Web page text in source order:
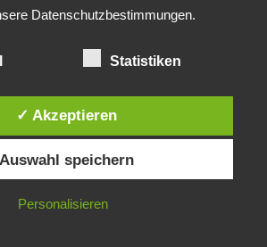
Cookies. Durch die weitere Nutzung dieser
Verwendung von Cookies zu.
IN ORDNUNG
Datenschutzbestimmungen.
Statistiken
✓ Akzeptieren
Auswahl speichern
Personalisieren